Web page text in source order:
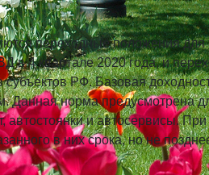
переходные положения для
в 4 квартале 2020 года, и
субъектов РФ. Базовая
Данная норма предусмотрена
автостоянки и автосервисы. При
в них срока, но не